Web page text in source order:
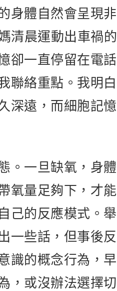
身體自然會呈現非
清晨運動出車禍的
卻一直停留在電話
聯絡重點。我明白
深遠，而細胞記憶
。一旦缺氧，身體
氧量足夠下，才能
己的反應模式。舉
一些話，但事後反
識的概念行為，早
，或沒辦法選擇切